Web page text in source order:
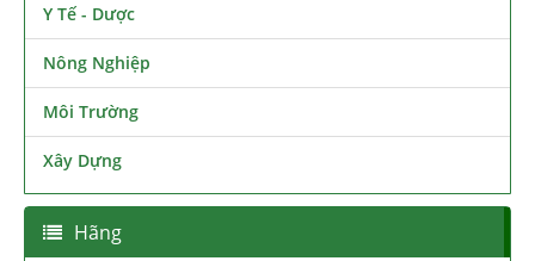
Y Tế - Dược
Nông Nghiệp
Môi Trường
Xây Dựng
Hãng